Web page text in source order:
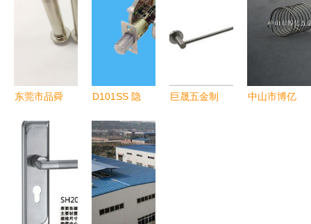
厂提供高品
质充电器五
金模具及产
应用解析
优势与种类
东莞市品舜
D101SS 隐
的缔造者
——中山市
小榄苏氏五
金制品厂 |
巨晟五金制
中山市博亿